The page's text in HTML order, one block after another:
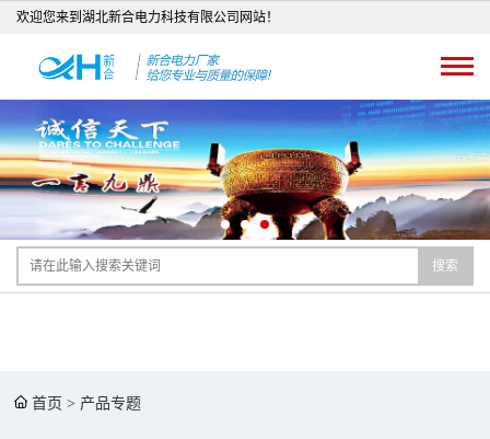
欢迎您来到湖北新合电力科技有限公司网站！
搜索
首页 > 产品专题